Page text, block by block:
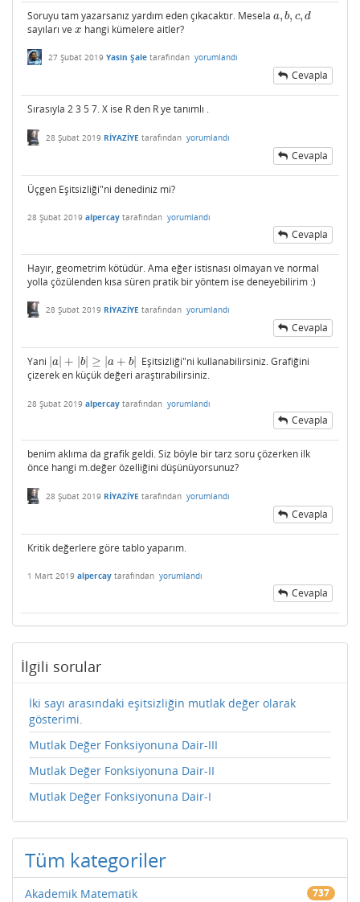
Soruyu tam yazarsanız yardım eden çıkacaktır. Mesela a, b, c, d
a,b,c ,d
sayıları ve x
x hangi kümelere aitler?
27 Şubat 2019 Yasin Şale tarafından yorumlandı
Cevapla
Sırasıyla 2 3 5 7. X ise R den R ye tanımlı .
28 Şubat 2019 RİYAZİYE tarafından yorumlandı
Cevapla
Üçgen Eşitsizliği"ni denediniz mi?
28 Şubat 2019 alpercay tarafından yorumlandı
Cevapla
Hayır, geometrim kötüdür. Ama eğer istisnası olmayan ve normal
yolla çözülenden kısa süren pratik bir yöntem ise deneyebilirim :)
28 Şubat 2019 RİYAZİYE tarafından yorumlandı
Cevapla
Yani a + b| ≥ a + b|
|a |+| b| ≥|a +b |
Eşitsizliği"ni kullanabilirsiniz. Grafiğini
çizerek en küçük değeri araştırabilirsiniz.
28 Şubat 2019 alpercay tarafından yorumlandı
Cevapla
benim aklıma da grafik geldi. Siz böyle bir tarz soru çözerken ilk
önce hangi m.değer özelliğini düşünüyorsunuz?
28 Şubat 2019 RİYAZİYE tarafından yorumlandı
Cevapla
Kritik değerlere göre tablo yaparım.
1 Mart 2019 alpercay tarafından yorumlandı
Cevapla
İlgili sorular
İki sayı arasındaki eşitsizliğin mutlak değer olarak
gösterimi.
Mutlak Değer Fonksiyonuna Dair-III
Mutlak Değer Fonksiyonuna Dair-II
Mutlak Değer Fonksiyonuna Dair-I
Tüm kategoriler
Akademik Matematik 737